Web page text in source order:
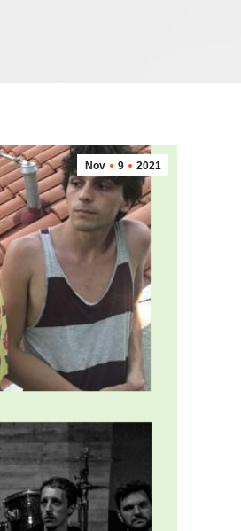
Nov 9 2021